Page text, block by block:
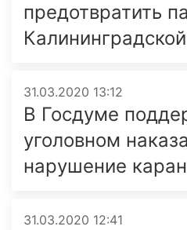
предотвратить
31.03.2020 13:12
В Госдуме
уголовном
нарушение
31.03.2020 12:41